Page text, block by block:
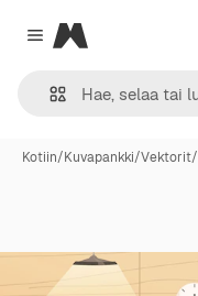
Close menu
Magnific
Kotiin/Kuvapankki/Vektorit/